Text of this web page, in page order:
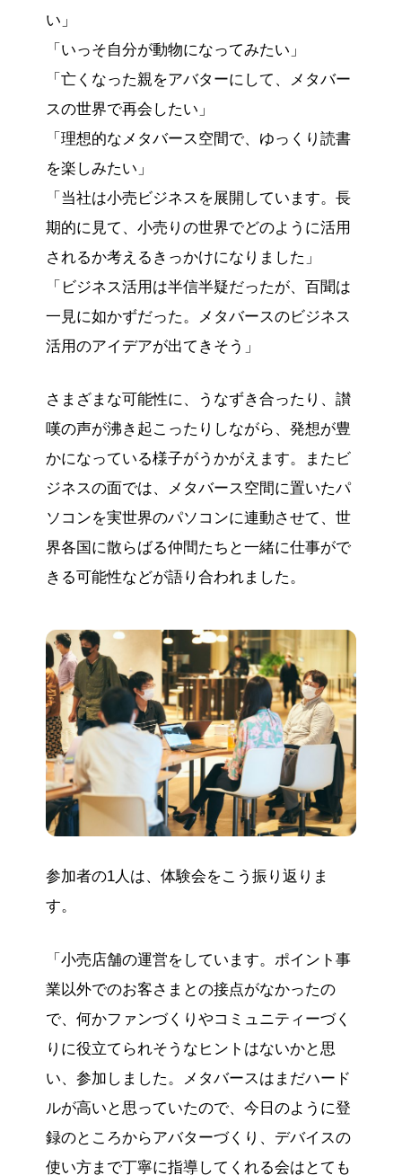
い」
「いっそ自分が動物になってみたい」
「亡くなった親をアバターにして、メタバー
スの世界で再会したい」
「理想的なメタバース空間で、ゆっくり読書
を楽しみたい」
「当社は小売ビジネスを展開しています。長
期的に見て、小売りの世界でどのように活用
されるか考えるきっかけになりました」
「ビジネス活用は半信半疑だったが、百聞は
一見に如かずだった。メタバースのビジネス
活用のアイデアが出てきそう」
さまざまな可能性に、うなずき合ったり、讃
嘆の声が沸き起こったりしながら、発想が豊
かになっている様子がうかがえます。またビ
ジネスの面では、メタバース空間に置いたパ
ソコンを実世界のパソコンに連動させて、世
界各国に散らばる仲間たちと一緒に仕事がで
きる可能性などが語り合われました。
参加者の1人は、体験会をこう振り返りま
す。
「小売店舗の運営をしています。ポイント事
業以外でのお客さまとの接点がなかったの
で、何かファンづくりやコミュニティーづく
りに役立てられそうなヒントはないかと思
い、参加しました。メタバースはまだハード
ルが高いと思っていたので、今日のように登
録のところからアバターづくり、デバイスの
使い方まで丁寧に指導してくれる会はとても